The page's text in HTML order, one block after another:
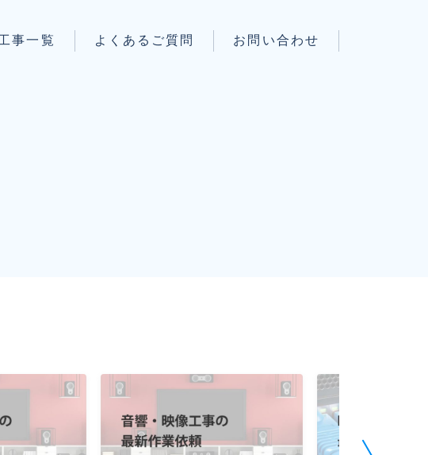
事一覧 よくあるご質問 お問い合わせ